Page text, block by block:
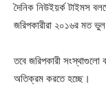
দৈনিক নিউইয়র্ক টাইমস
জরিপকারীরা ২০১৬র মত
তবে জরিপকারী সংস্থাগুলো
অতিক্রম করতে হচ্ছে।